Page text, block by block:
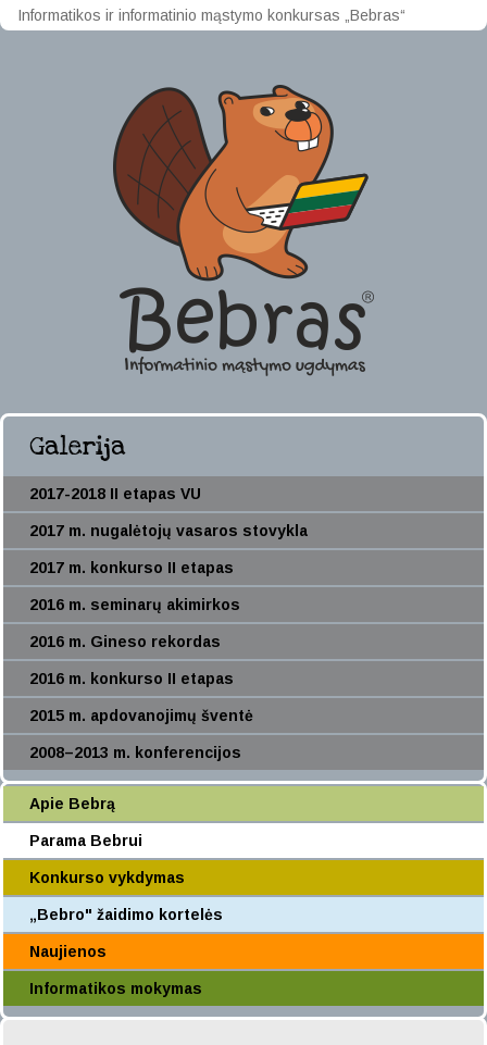
Informatikos ir informatinio mąstymo konkursas „Bebras“
Galerija
2017-2018 II etapas VU
2017 m. nugalėtojų vasaros stovykla
2017 m. konkurso II etapas
2016 m. seminarų akimirkos
2016 m. Gineso rekordas
2016 m. konkurso II etapas
2015 m. apdovanojimų šventė
2008–2013 m. konferencijos
Apie Bebrą
Parama Bebrui
Konkurso vykdymas
„Bebro" žaidimo kortelės
Naujienos
Informatikos mokymas